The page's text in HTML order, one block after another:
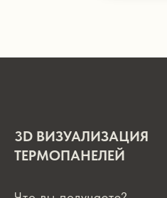
3D ВИЗУАЛИЗАЦИЯ
ТЕРМОПАНЕЛЕЙ